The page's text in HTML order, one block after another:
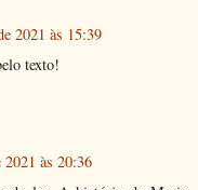
2021 às 15:39
texto!
2021 às 20:36